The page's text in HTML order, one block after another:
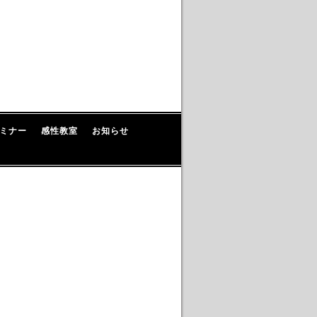
ナー 感性教室
お知らせ